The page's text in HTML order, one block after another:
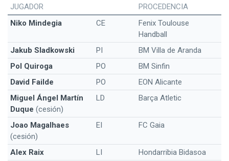
JUGADOR
PROCEDENCIA
Niko Mindegia
CE
Fenix Toulouse
Handball
Jakub Sladkowski
PI
BM Villa de Aranda
Pol Quiroga
PO
BM Sinfin
David Failde
PO
EON Alicante
Miguel Ángel Martín
Duque (cesión)
LD Barça Atletic
Joao Magalhaes
(cesión)
EI FC Gaia
Alex Raix LI
Hondarribia Bidasoa